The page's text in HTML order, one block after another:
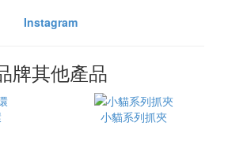
Instagram
牌其他產品
小貓系列抓夾